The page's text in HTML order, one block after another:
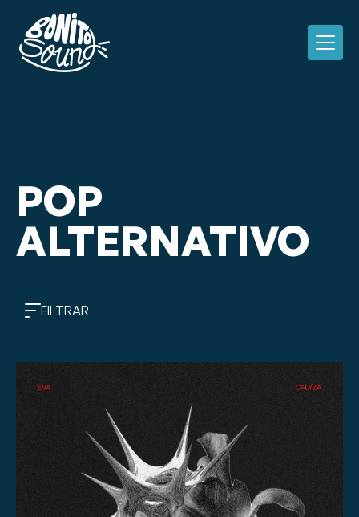
POP
ALTERNATIVO
FILTRAR